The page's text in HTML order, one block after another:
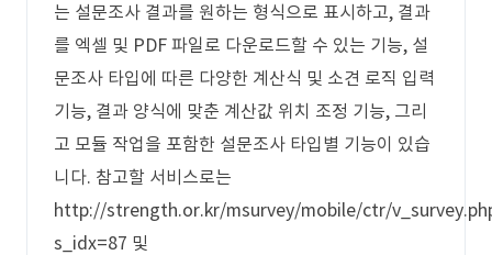
는 설문조사 결과를 원하는 형식으로 표시하고, 결과
를 엑셀 및 PDF 파일로 다운로드할 수 있는 기능, 설
문조사 타입에 따른 다양한 계산식 및 소견 로직 입력
기능, 결과 양식에 맞춘 계산값 위치 조정 기능, 그리
고 모듈 작업을 포함한 설문조사 타입별 기능이 있습
니다. 참고할 서비스로는
http://strength.or.kr/msurvey/mobile/ctr/
s_idx=87 및